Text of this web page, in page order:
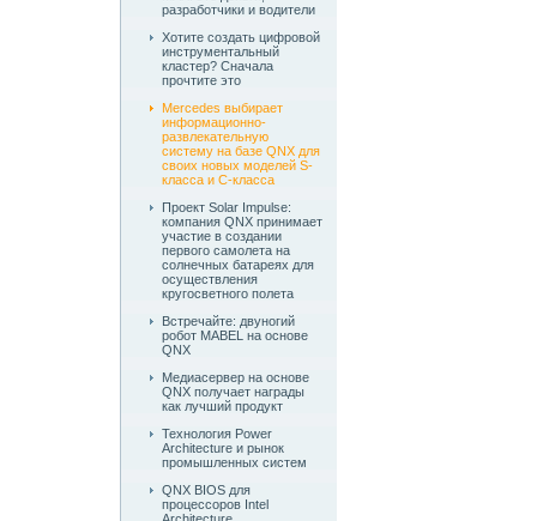
разработчики и водители
Хотите создать цифровой
инструментальный
кластер? Сначала
прочтите это
Mercedes выбирает
информационно-
развлекательную
систему на базе QNX для
своих новых моделей S-
класса и C-класса
Проект Solar Impulse:
компания QNX принимает
участие в создании
первого самолета на
солнечных батареях для
осуществления
кругосветного полета
Встречайте: двуногий
робот MABEL на основе
QNX
Медиасервер на основе
QNX получает награды
как лучший продукт
Технология Power
Architecture и рынок
промышленных систем
QNX BIOS для
процессоров Intel